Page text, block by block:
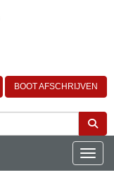
BOOT AFSCHRIJVEN